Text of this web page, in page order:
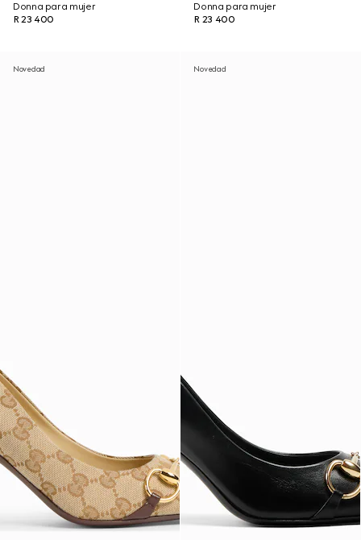
Donna para mujer
R 23 400
Donna para mujer
R 23 400
Novedad Novedad